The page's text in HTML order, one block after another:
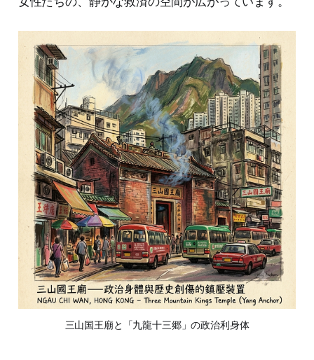
三山国王廟と「九龍十三郷」の政治利身体